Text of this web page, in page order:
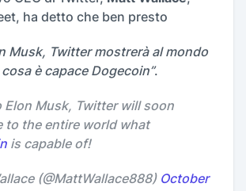
ha detto che ben presto
Musk, Twitter mostrerà al mondo
è capace Dogecoin”.
Elon Musk, Twitter will soon
to the entire world what
is capable of!
(@MattWallace888) October